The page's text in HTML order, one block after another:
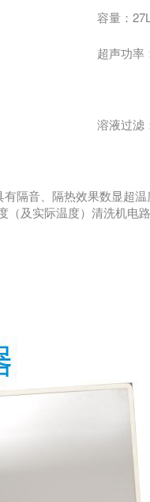
容量：
超声功率
溶液过
隔音、隔热效果数显超
（及实际温度）清洗机电